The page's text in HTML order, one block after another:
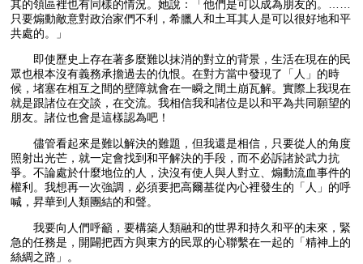
其的領區裡也有同樣的情況。她說：「他們是可以成為朋友的。……
只要煽動敵意對政治家們不利，希臘人和土耳其人是可以很好地和平
共處的。」
即使歷史上存在著多麼難以抹消的對立的背景，生活在現在的民
眾也根本沒有義務承擔過去的仇恨。在對方當中發現了「人」的時
候，堵塞在相互之間的壁障就會在一瞬之間土崩瓦解。實際上我現在
就是跟諸位在交談，在交流。我相信我和諸位是以和平為共同願望的
朋友。諸位也會是這樣認為吧！
儘管看起來是難以解決的難題，但我還是相信，只要從人的角度
照射出光芒，就一定會找到和平解決的手段，而不必訴諸於武力抗
爭。不論處於什麼地位的人，決沒有使人與人對立、煽動流血事件的
權利。我想再一次強調，必須要把高爾基從內心裡發生的「人」的呼
喊，昇華到人類團結的和聲。
我要向人們呼籲，要構築人類融和的世界和持久和平的未來，緊
急的任務是，開闢把西方與東方的民眾的心聯繫在一起的「精神上的
絲綢之路」。